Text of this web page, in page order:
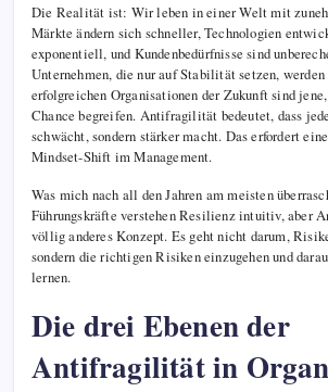
Die Realität ist: Wir leben in einer Welt mit
Märkte ändern sich schneller, Technologien
exponentiell, und Kundenbedürfnisse sind
Unternehmen, die nur auf Stabilität setzen,
erfolgreichen Organisationen der Zukunft sind
Chance begreifen. Antifragilität bedeutet, dass
schwächt, sondern stärker macht. Das erfordert
Mindset-Shift im Management.
Was mich nach all den Jahren am meisten
Führungskräfte verstehen Resilienz intuitiv, aber
völlig anderes Konzept. Es geht nicht darum,
sondern die richtigen Risiken einzugehen und
lernen.
Die drei Ebenen der
Antifragilität in